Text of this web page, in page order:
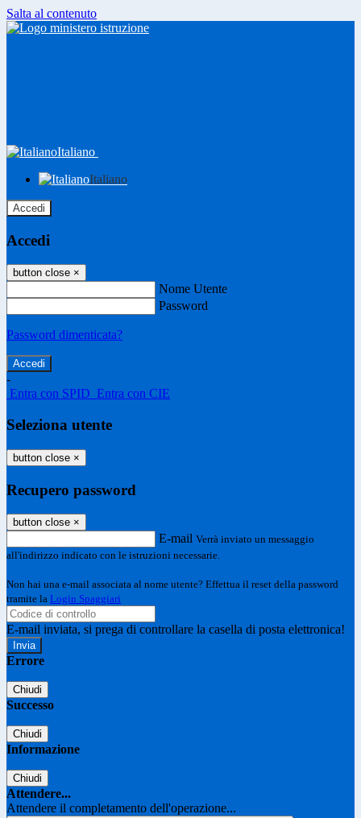
Salta al contenuto
Italiano
Italiano
Accedi
Accedi
button close ×
Nome Utente
Password
Password dimenticata?
-
Entra con SPID Entra con CIE
Seleziona utente
button close ×
Recupero password
button close ×
E-mail Verrà inviato un messaggio
all'indirizzo indicato con le istruzioni necessarie.
Non hai una e-mail associata al nome utente? Effettua il reset della password
tramite la Login Spaggiari
E-mail inviata, si prega di controllare la casella di posta elettronica!
Errore
Chiudi
Successo
Chiudi
Informazione
Chiudi
Attendere...
Attendere il completamento dell'operazione...